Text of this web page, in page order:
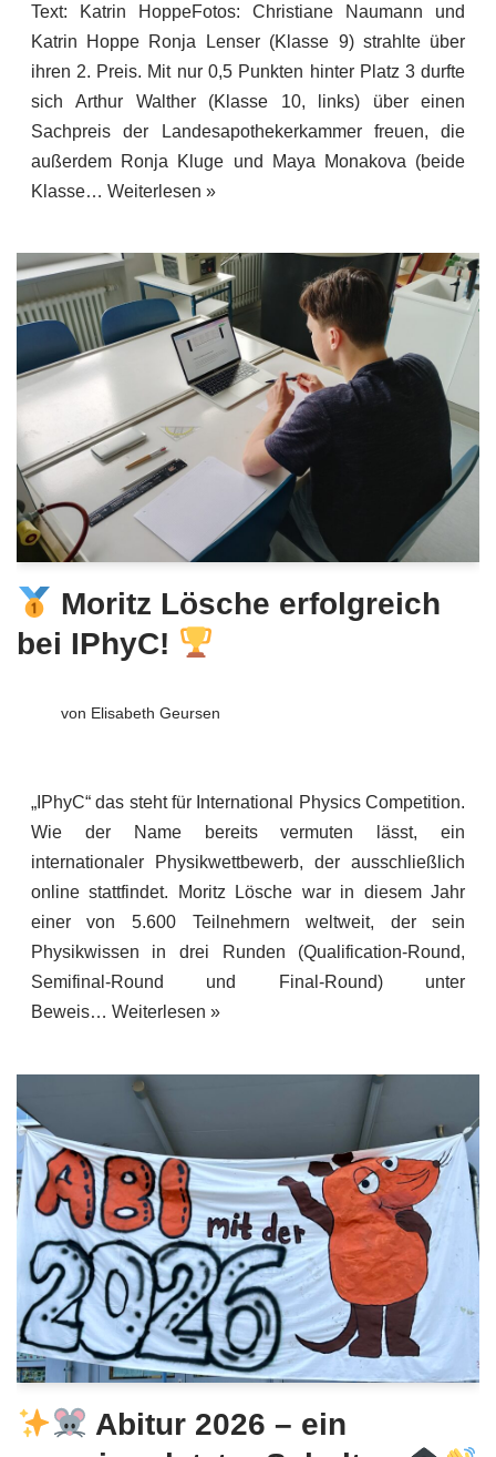
Text: Katrin HoppeFotos: Christiane Naumann und
Katrin Hoppe Ronja Lenser (Klasse 9) strahlte über
ihren 2. Preis. Mit nur 0,5 Punkten hinter Platz 3 durfte
sich Arthur Walther (Klasse 10, links) über einen
Sachpreis der Landesapothekerkammer freuen, die
außerdem Ronja Kluge und Maya Monakova (beide
Klasse… Weiterlesen »
Moritz Lösche erfolgreich
bei IPhyC!
von Elisabeth Geursen
„IPhyC“ das steht für International Physics Competition.
Wie der Name bereits vermuten lässt, ein
internationaler Physikwettbewerb, der ausschließlich
online stattfindet. Moritz Lösche war in diesem Jahr
einer von 5.600 Teilnehmern weltweit, der sein
Physikwissen in drei Runden (Qualification-Round,
Semifinal-Round und Final-Round) unter
Beweis… Weiterlesen »
Abitur 2026 – ein